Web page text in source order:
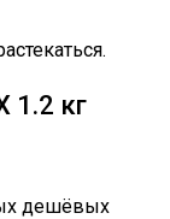
1.2 кг
дешёвых